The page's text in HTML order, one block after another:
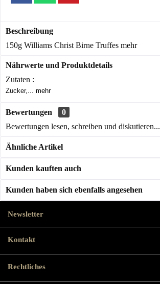
Beschreibung
150g Williams Christ Birne Truffes mehr
Nährwerte und Produktdetails
Zutaten :
Zucker,... mehr
Bewertungen
0
Bewertungen lesen, schreiben und diskutieren...
Ähnliche Artikel
Kunden kauften auch
Kunden haben sich ebenfalls angesehen
Newsletter
Kontakt
Rechtliches